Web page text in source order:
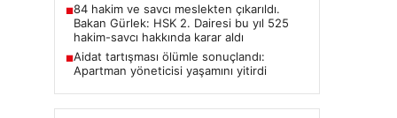
■84 hakim ve savcı meslekten çıkarıldı.
Bakan Gürlek: HSK 2. Dairesi bu yıl 525
hakim-savcı hakkında karar aldı
■Aidat tartışması ölümle sonuçlandı:
Apartman yöneticisi yaşamını yitirdi